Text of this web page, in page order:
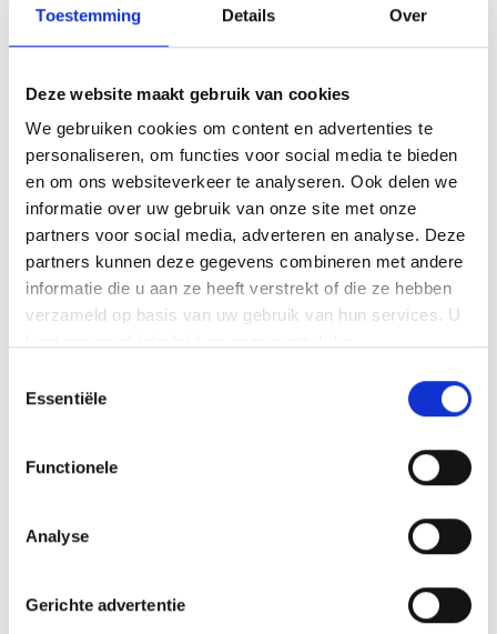
Toestemming Details Over
Deze website maakt gebruik van cookies
We gebruiken cookies om content en advertenties te
personaliseren, om functies voor social media te bieden
en om ons websiteverkeer te analyseren. Ook delen we
informatie over uw gebruik van onze site met onze
partners voor social media, adverteren en analyse. Deze
partners kunnen deze gegevens combineren met andere
informatie die u aan ze heeft verstrekt of die ze hebben
verzameld op basis van uw gebruik van hun services. U
Essentiële
Functionele
Analyse
Gerichte advertentie
32,7% en Brussel op 7,2%.
provinciaal vlak maar gelukkig is het tij wat
provincies, van een bescheiden +4,3% in Waals-
Brabant tot +21% in Luik.
Let op: dit zijn procentuele verbeteringen in
vergelijking met 2024, toen de markt al licht
hersteld was na 2022.
Inschrijvingen tweedehandse motorfietsen – per